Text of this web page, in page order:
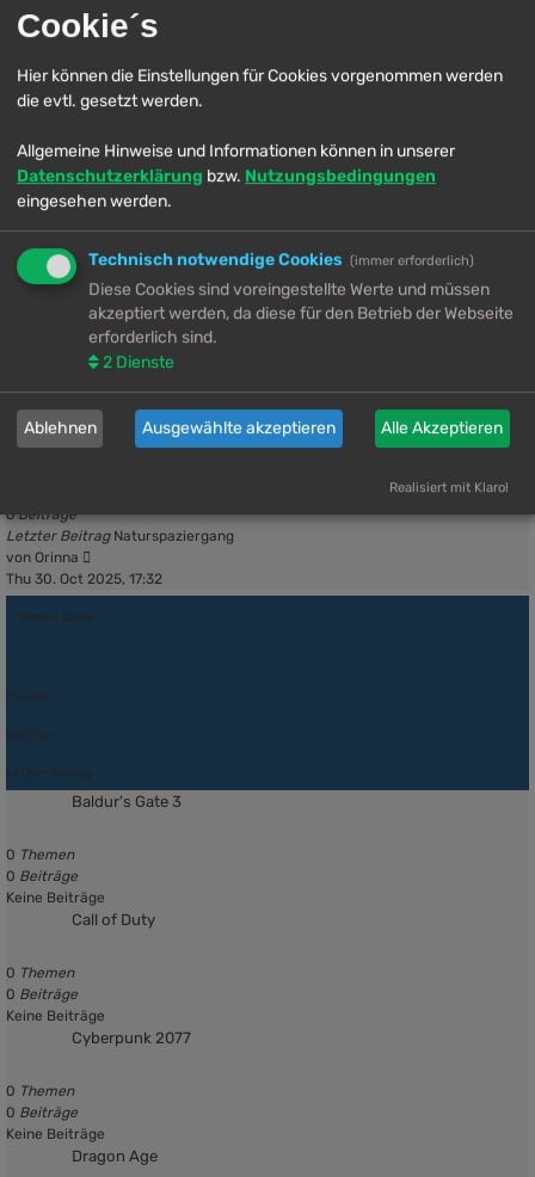
Themen
1Beiträge
Letzter Beitrag Tanks, die "Herausforderung" …
von
Orinna
Beitrag
Tue 28. Oct 2025, 04:33
Galerien
/gpose aktiviert!
Thread im BereichFragen & Verbesserungsvorschlägeund frage
dort nach. Teile uns auch mit, welche Unterkategorien du gerne
hättest, falls du welche haben möchtest.
6Beiträge
Letzter Beitrag Naturspaziergang
von Orinna
Beitrag
Thu 30. Oct 2025, 17:32
Andere Spiele
Themen
Beiträge
Letzter Beitrag
Baldur's Gate 3
0 Themen
0 Beiträge
Keine Beiträge
Call of Duty
0 Themen
0 Beiträge
Keine Beiträge
Cyberpunk 2077
0 Themen
0 Beiträge
Keine Beiträge
Dragon Age
Cookie´s
Hier können die Einstellungen für Cookies vorgenommen werden
die evtl. gesetzt werden.
Allgemeine Hinweise und Informationen können in unserer
Datenschutzerklärung bzw. Nutzungsbedingungen
eingesehen werden.
Technisch notwendige Cookies (immer erforderlich)
Diese Cookies sind voreingestellte Werte und müssen
akzeptiert werden, da diese für den Betrieb der Webseite
erforderlich sind.
2 Dienste
Ablehnen Ausgewählte akzeptieren Alle Akzeptieren
Realisiert mit Klaro!